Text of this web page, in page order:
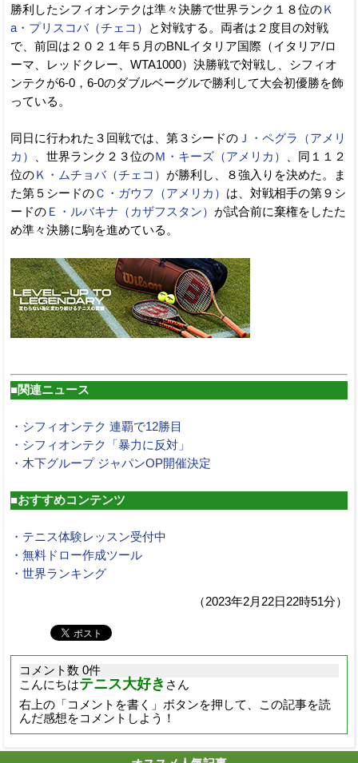
勝利したシフィオンテクは準々決勝で世界ランク１８位のＫ
a・プリスコバ（チェコ）
と対戦する。両者は２度目の対戦
で、前回は２０２１年５月のBNLイタリア国際（イタリア/ロ
ーマ、レッドクレー、WTA1000）決勝戦で対戦し、シフィオ
ンテクが6-0，6-0のダブルベーグルで勝利して大会初優勝を飾
っている。
同日に行われた３回戦では、第３シードの Ｊ・ペグラ（アメリ
カ）
、世界ランク２３位のＭ・キーズ（アメリカ）
、同１１２
位のＫ・ムチョバ（チェコ） が勝利し、８強入りを決めた。ま
た第５シードのＣ・ガウフ（アメリカ） は、対戦相手の第９シ
ードの Ｅ・ルバキナ（カザフスタン） が試合前に棄権をしたた
め準々決勝に駒を進めている。
■関連ニュース
・シフィオンテク 連覇で12勝目
・シフィオンテク「暴力に反対」
・木下グループ ジャパンOP開催決定
■おすすめコンテンツ
・テニス体験レッスン受付中
・無料ドロー作成ツール
・世界ランキング
（2023年2月22日22時51分）
コメント数 0件
こんにちはテニス大好き さん
右上の「コメントを書く」ボタンを押して、この記事を読
んだ感想をコメントしよう！